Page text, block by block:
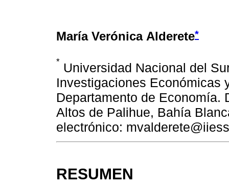
María Verónica Alderete*
* Universidad Nacional del
Investigaciones Económicas
Departamento de Economía.
Altos de Palihue, Bahía
electrónico:
RESUMEN